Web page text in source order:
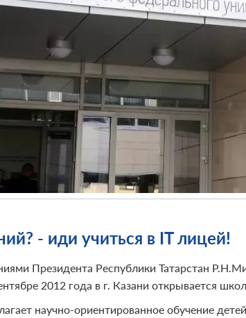
- иди учиться в IT лицей!
Президента Республики Татарстан
2012 года в г. Казани открывается
научно-ориентированное обучение